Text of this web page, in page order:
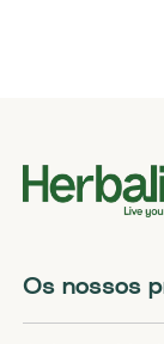
Os nossos